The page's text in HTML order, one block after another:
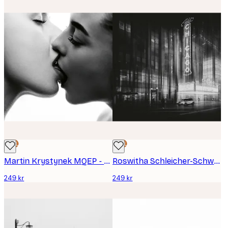
DEAL
Martin Krystynek MQEP - Öm Kvinnors Kyss Poster
249 kr
DEAL
Roswitha Schleicher-Schwarz - Chicago Theatre City Night Poster
249 kr